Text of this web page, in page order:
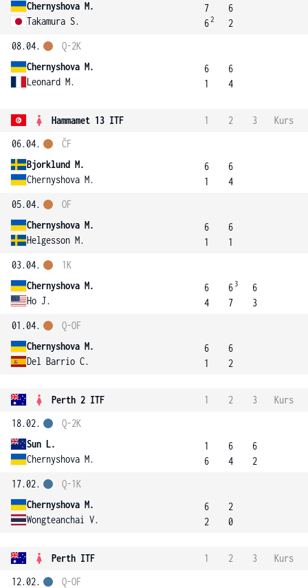
Chernyshova M.
Takamura S.
7
62
6
2
08.04.
Chernyshova M.
Leonard M.
Q-2K
6
1
6
4
Hammamet 13 ITF 1 2 3
Kurs
06.04.
Bjorklund M.
Chernyshova M.
ČF
6
1
6
4
05.04.
Chernyshova M.
Helgesson M.
OF
6
1
6
1
03.04.
Chernyshova M.
Ho J.
1K
6
4
6 3
7
6
3
01.04.
Chernyshova M.
Del Barrio C.
Q-OF
6
1
6
2
Perth 2 ITF 1 2 3
Kurs
18.02.
Sun L.
Chernyshova M.
Q-2K
1
6
6
4
6
2
17.02.
Chernyshova M.
Wongteanchai V.
Q-1K
6
2
2
0
Perth ITF 1 2 3
Kurs
12.02.
Q-OF